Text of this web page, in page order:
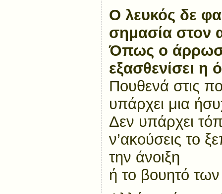
Ο λευκός δε
σημασία στον
Όπως ο
εξασθενίσει
Πουθενά στις
υπάρχει μια
Δεν υπάρχει
ν’ακούσεις το
την άνοιξη
ή το βουητό